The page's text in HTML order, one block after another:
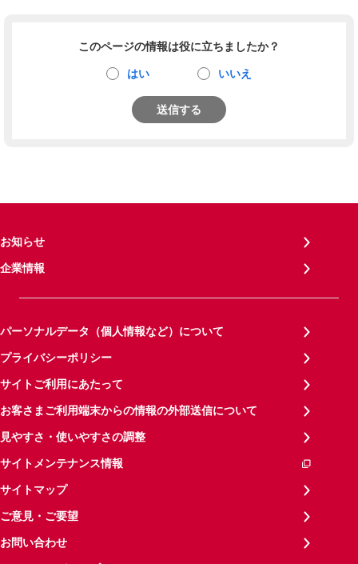
このページの情報は役に立ちましたか？
はい いいえ
送信する
お知らせ
企業情報
パーソナルデータ（個人情報など）について
プライバシーポリシー
サイトご利用にあたって
お客さまご利用端末からの情報の外部送信について
見やすさ・使いやすさの調整
サイトメンテナンス情報
サイトマップ
ご意見・ご要望
お問い合わせ